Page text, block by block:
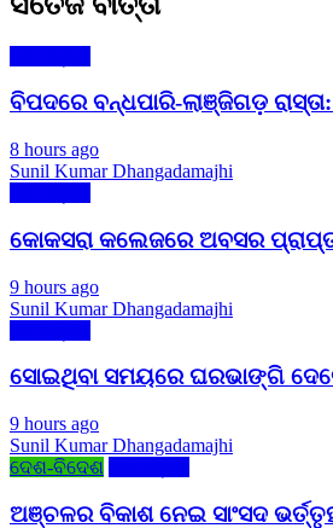
ବିପଦରେ ବନ୍ଧପାରି-ଲାଞ୍ଜିଗଡ଼
8 hours ago
Sunil Kumar Dhangadamajhi
କୋକସରା କଲେଜରେ ଅବସର ପ୍ରାପ୍ତ
9 hours ago
Sunil Kumar Dhangadamajhi
ସୋଇଥିବା ସମୟରେ ଘରଭାଙ୍ଗି
9 hours ago
Sunil Kumar Dhangadamajhi
ଦେଶ-ବିଦେଶ
ଅଞ୍ଚଳର ବିକାଶ ନେଇ ସାଂସଦ